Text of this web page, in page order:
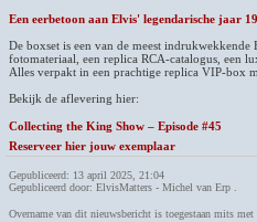
Een eerbetoon aan Elvis' legendarische jaar
De boxset is een van de meest
fotomateriaal, een replica RCA-catalogus, een
Alles verpakt in een prachtige replica VIP-box
Bekijk de aflevering hier:
Collecting the King Show – Episode #45
Reserveer hier jouw exemplaar
Gepubliceerd: 13 april 2025, 21:04
Gepubliceerd door: ElvisMatters - Michel van Erp .
Overname van dit nieuwsbericht is toegestaan mits